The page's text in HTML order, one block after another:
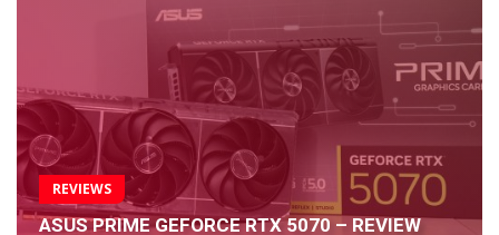
REVIEWS
ASUS PRIME GEFORCE RTX 5070 – REVIEW